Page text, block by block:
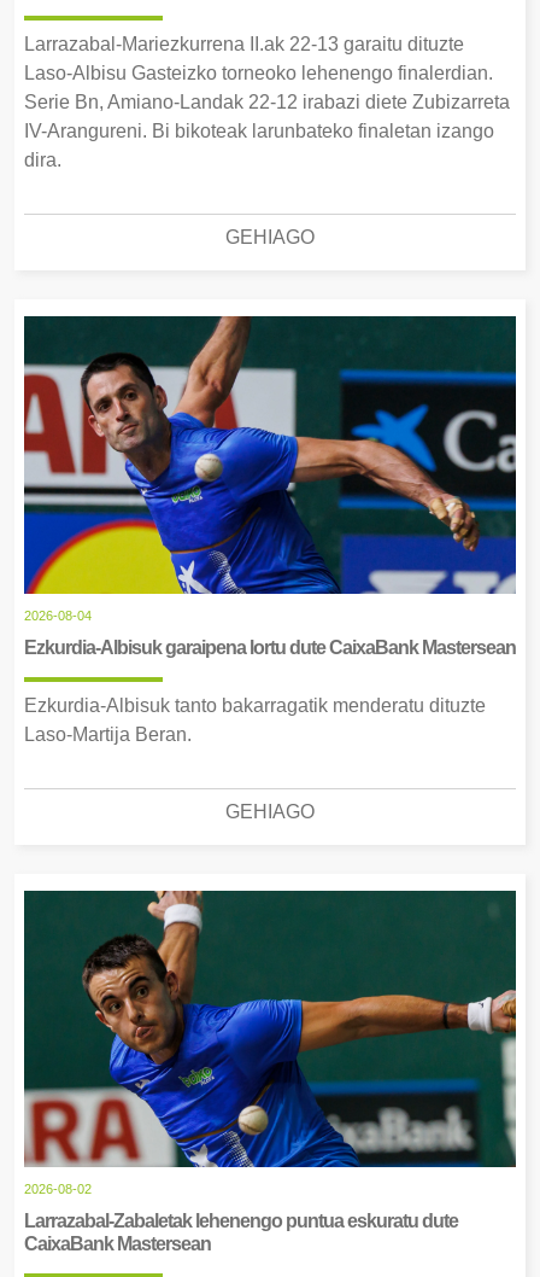
Larrazabal-Mariezkurrena II.ak 22-13 garaitu dituzte
Laso-Albisu Gasteizko torneoko lehenengo finalerdian.
Serie Bn, Amiano-Landak 22-12 irabazi diete Zubizarreta
IV-Arangureni. Bi bikoteak larunbateko finaletan izango
dira.
GEHIAGO
2026-08-04
Ezkurdia-Albisuk garaipena lortu dute CaixaBank Mastersean
Ezkurdia-Albisuk tanto bakarragatik menderatu dituzte
Laso-Martija Beran.
GEHIAGO
2026-08-02
Larrazabal-Zabaletak lehenengo puntua eskuratu dute
CaixaBank Mastersean